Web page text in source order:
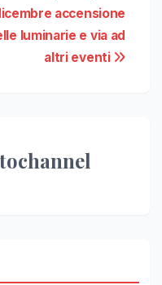
accensione
luminarie e via ad
altri eventi